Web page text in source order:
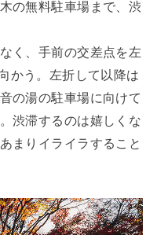
の無料駐車場まで、渋
く、手前の交差点を左
かう。左折して以降は
の湯の駐車場に向けて
渋滞するのは嬉しくな
まりイライラすること